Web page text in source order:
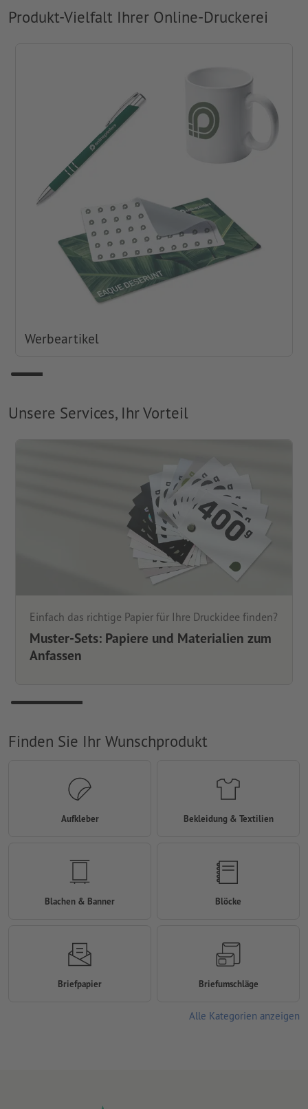
Produkt-Vielfalt Ihrer Online-Druckerei
Werbeartikel
Unsere Services, Ihr Vorteil
Einfach das richtige Papier für Ihre Druckidee finden?
Muster-Sets: Papiere und Materialien zum
Anfassen
Finden Sie Ihr Wunschprodukt
Aufkleber Bekleidung & Textilien
Blachen & Banner Blöcke
Briefpapier Briefumschläge
Alle Kategorien anzeigen